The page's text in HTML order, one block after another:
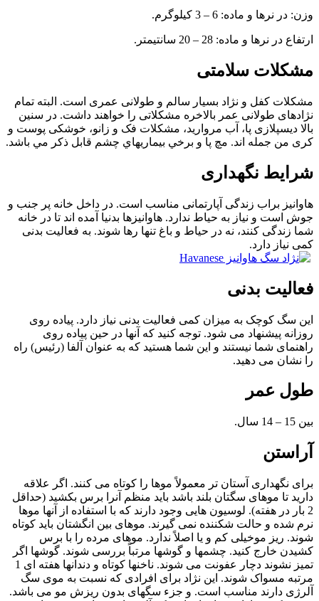
وزن: در نرها و ماده: 6 – 3 کیلوگرم.
ارتفاع در نرها و ماده: 28 – 20 سانتیمتر.
مشکلات سلامتی
مشكلات كفل و نژاد بسیار سالم و طولانی عمری است. البته تمام
نژادهای طولانی عمر بالاخره مشکلاتی را خواهند داشت. در سنین
بالا دیسپلازی پا، آب مروارید، مشکلات فک و زانو، خوشکی پوست و
کری من جمله اند. مچ پا و برخي بيماريهاي چشم قابل ذكر مي باشد.
شرایط نگهداری
هاوانیز براب زندگی آپارتمانی مناسب است. در داخل خانه پر جنب و
جوش است و نیاز به حیاط ندارد. هاوانیزها بدنیا آمده اند تا در خانه
شما زندگی کنند، نه در حیاط و باغ تنها رها شوند. به فعالیت بدنی
کمی نیاز دارد.
فعالیت بدنی
این سگ کوچک به میزان کمی فعالیت بدنی نیاز دارد. پیاده روی
روزانه پیشنهاد می شود. توجه کنید که آنها در حین پیاده روی
راهنمای شما نیستند و این شما هستید که به عنوان آلفا (رئیس) راه
را نشان می دهید.
طول عمر
بين 15 – 14 سال.
آراستن
برای نگهداری آستان تر معمولاً موها را کوتاه می کنند. اگر علاقه
دارید تا موهای سگتان بلند باشد باید منظم آنرا برس بکشید (حداقل
2 بار در هفته). لوسیون هایی وجود دارند که با استفاده از آنها موها
نرم شده و حالت شکننده نمی گیرند. موهای بین انگشتان باید کوتاه
شوند. ریز موخیلی کم و یا اصلاً ندارد. موهای مرده را با برس
کشیدن خارج کنید. چشمها و گوشها مرتباً بررسی شوند. گوشها اگر
تمیز نشوند دچار عفونت می شوند. ناخنها کوتاه و دندانها هفته ای 1
مرتبه مسواک شوند. این نژاد برای افرادی که نسبت به موی سگ
آلرژی دارند مناسب است. و جزء سگهای بدون ریزش مو می باشد.